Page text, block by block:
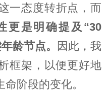
一态度转折点，而
更是明确提及“30
龄节点。
因此，我
框架，以便更好地
阶段的变化。